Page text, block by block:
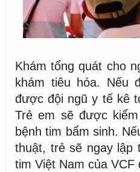
Khám tổng quát cho
khám tiêu hóa. Nếu
được đội ngũ y tế kê
Trẻ em sẽ được
bệnh tim bẩm sinh.
thuật, trẻ sẽ ngay
tim Việt Nam của